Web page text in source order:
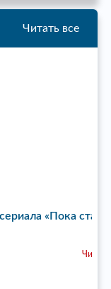
Читать все
станица